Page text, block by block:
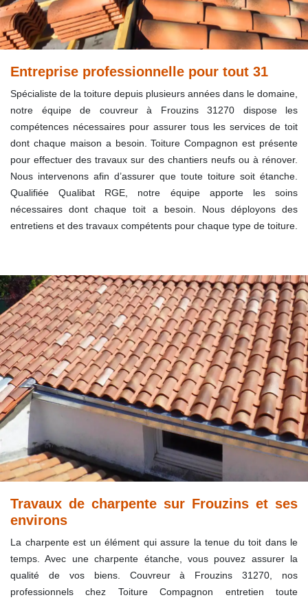
Entreprise professionnelle pour tout 31
Spécialiste de la toiture depuis plusieurs années dans le domaine,
notre équipe de couvreur à Frouzins 31270 dispose les
compétences nécessaires pour assurer tous les services de toit
dont chaque maison a besoin. Toiture Compagnon est présente
pour effectuer des travaux sur des chantiers neufs ou à rénover.
Nous intervenons afin d’assurer que toute toiture soit étanche.
Qualifiée Qualibat RGE, notre équipe apporte les soins
nécessaires dont chaque toit a besoin. Nous déployons des
entretiens et des travaux compétents pour chaque type de toiture.
Travaux de charpente sur Frouzins et ses
environs
La charpente est un élément qui assure la tenue du toit dans le
temps. Avec une charpente étanche, vous pouvez assurer la
qualité de vos biens. Couvreur à Frouzins 31270, nos
professionnels chez Toiture Compagnon entretien toute